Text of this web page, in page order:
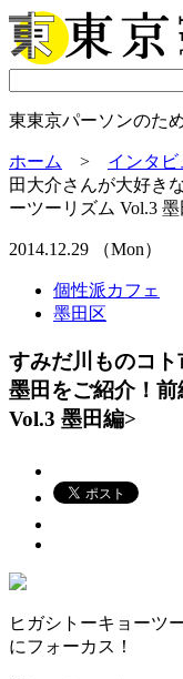
東東京パーソンのた
ホーム > インタビ
田大介さんが大好き
ーツーリズム Vol.3
2014.12.29 （Mon）
個性派カフェ
墨田区
すみだ川ものコ
墨田をご紹介！
Vol.3 墨田編>
ヒガシトーキョーツ
にフォーカス！